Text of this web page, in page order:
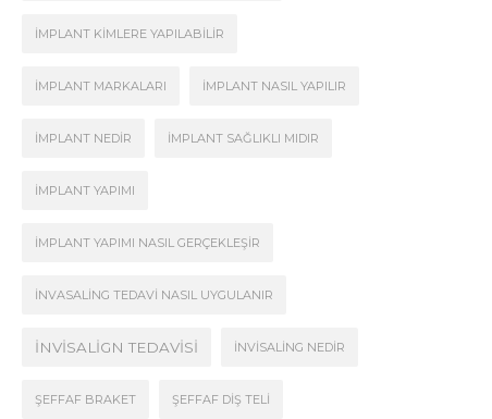
İMPLANT KIMLERE YAPILABILIR
İMPLANT MARKALARI İMPLANT NASIL YAPILIR
İMPLANT NEDIR İMPLANT SAĞLIKLI MIDIR
İMPLANT YAPIMI
İMPLANT YAPIMI NASIL GERÇEKLEŞIR
İNVASALING TEDAVI NASIL UYGULANIR
İNVISALIGN TEDAVISI İNVISALING NEDIR
ŞEFFAF BRAKET ŞEFFAF DIŞ TELI